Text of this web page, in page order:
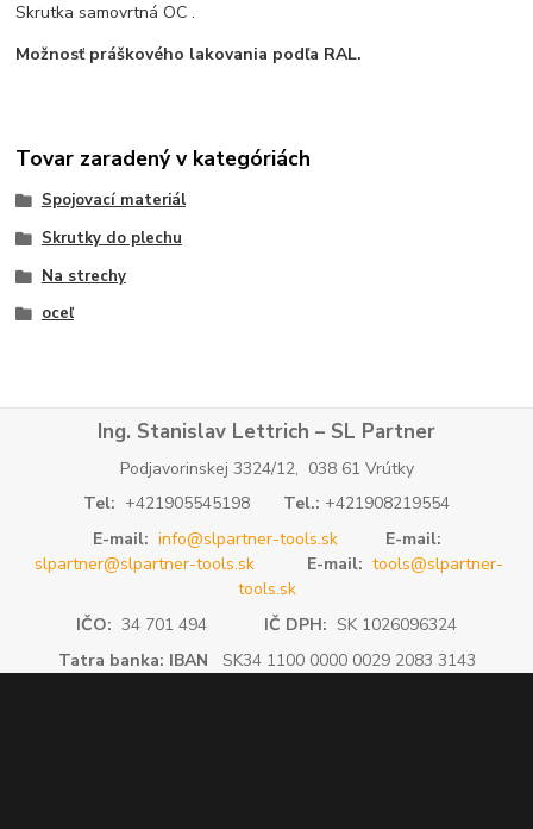
Skrutka samovrtná OC .
Možnosť práškového lakovania podľa RAL.
Tovar zaradený v kategóriách
Spojovací materiál
Skrutky do plechu
Na strechy
oceľ
Ing. Stanislav Lettrich – SL Partner
Podjavorinskej 3324/12, 038 61 Vrútky
Tel: +421905545198 Tel.: +421908219554
E-mail: info@slpartner-tools.sk
E-mail:
slpartner@slpartner-tools.sk
E-mail: tools@slpartner-
tools.sk
IČO: 34 701 494 IČ DPH: SK 1026096324
Tatra banka: IBAN SK34 1100 0000 0029 2083 3143